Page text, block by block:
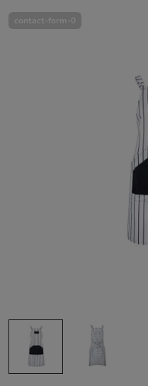
contact-form-0